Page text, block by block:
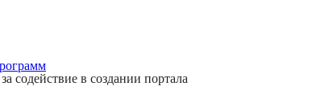
содействие в создании портала